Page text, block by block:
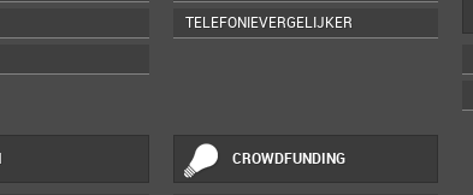
TELEFONIEVERGELIJKER
CROWDFUNDING